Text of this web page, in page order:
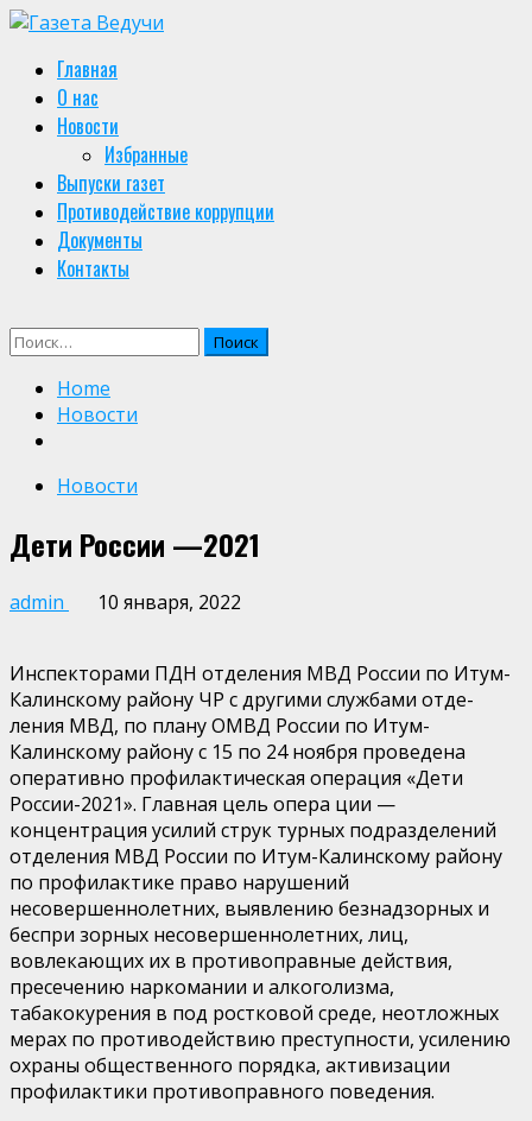
Skip
content
Primary
Menu
Главная
О нас
Новости
Избранные
Выпуски газет
Противодействие коррупции
Документы
Контакты
Найти:
Home
Новости
Новости
Дети России —2021
admin 10 января, 2022
Инспекторами ПДН отделения МВД России по Итум-
Калинскому району ЧР с другими службами отде­
ления МВД, по плану ОМВД России по Итум-
Калинскому району с 15 по 24 ноября проведена
оперативно­ профилактическая операция «Дети
России-2021». Главная цель опера­ ции —
концентрация усилий струк­ турных подразделений
отделения МВД России по Итум-Калинскому району
по профилактике право­ нарушений
несовершеннолетних, выявлению безнадзорных и
беспри­ зорных несовершеннолетних, лиц,
вовлекающих их в противоправные действия,
пресечению наркомании и алкоголизма,
табакокурения в под­ ростковой среде, неотложных
мерах по противодействию преступности, усилению
охраны общественного порядка, активизации
профилактики противоправного поведения.